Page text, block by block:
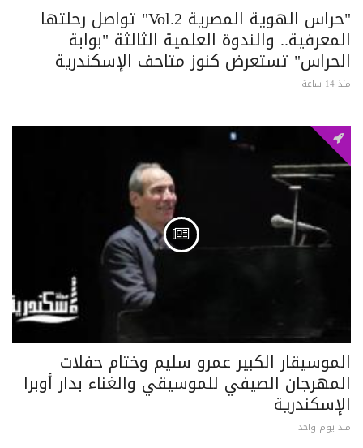
"حراس الهوية المصرية Vol.2" تواصل رحلتها
المعرفية.. والندوة العلمية الثالثة "بوابة
الحراس" تستعرض كنوز متاحف الإسكندرية
منذ 14 ساعة
الموسيقار الكبير عمرو سليم وختام حفلات
المهرجان الصيفي للموسيقي والغناء بدار أوبرا
الإسكندرية
منذ يوم واحد